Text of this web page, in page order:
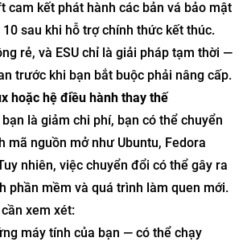
cam kết phát hành các bản vá bảo mật
sau khi hỗ trợ chính thức kết thúc.
rẻ, và ESU chỉ là giải pháp tạm thời —
trước khi bạn bắt buộc phải nâng cấp.
hoặc hệ điều hành thay thế
là giảm chi phí, bạn có thể chuyển
mã nguồn mở như Ubuntu, Fedora
nhiên, việc chuyển đổi có thể gây ra
phần mềm và quá trình làm quen mới.
xem xét:
máy tính của bạn — có thể chạy